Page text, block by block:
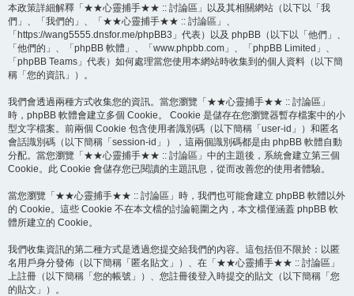
本政策詳細解釋「★★心靈捕手★★ :: 討論區」以及其相關網站（以下以「我
們」、「我們的」、「★★心靈捕手★★ :: 討論區」、
「https://wang5555.dnsfor.me/phpBB3」代表）以及 phpBB（以下以「他們」、
「他們的」、「phpBB 軟體」、「www.phpbb.com」、「phpBB Limited」、
「phpBB Teams」代表）如何處理當您使用本網站時收集到的個人資料（以下簡
稱「您的資訊」）。
我們會透過兩種方式收集您的資訊。當您瀏覽「★★心靈捕手★★ :: 討論區」
時，phpBB 軟體會建立多個 Cookie。 Cookie 是儲存在您瀏覽器暫存檔案中的小
型文字檔案。前兩個 Cookie 包含使用者識別碼（以下簡稱「user-id」）和匿名
會話識別碼（以下簡稱「session-id」），這兩個識別碼都是由 phpBB 軟體自動
分配。當您瀏覽「★★心靈捕手★★ :: 討論區」中的主題後，系統會建立第三個
Cookie。此 Cookie 會儲存您已閱讀的主題訊息，從而改善您的使用者體驗。
當您瀏覽「★★心靈捕手★★ :: 討論區」時，我們也可能會建立 phpBB 軟體以外
的 Cookie。這些 Cookie 不在本文檔的討論範圍之內，本文檔僅涵蓋 phpBB 軟
體所建立的 Cookie。
我們收集資訊的第二種方式是透過您提交給我們的內容。這包括但不限於：以匿
名用戶身分發佈（以下簡稱「匿名貼文」）、在「★★心靈捕手★★ :: 討論區」
上註冊（以下簡稱「您的帳號」）、您註冊後登入時提交的貼文（以下簡稱「您
的貼文」）。